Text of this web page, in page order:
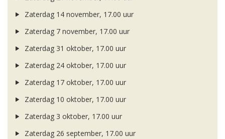
Zaterdag 14 november, 17.00 uur
Zaterdag 7 november, 17.00 uur
Zaterdag 31 oktober, 17.00 uur
Zaterdag 24 oktober, 17.00 uur
Zaterdag 17 oktober, 17.00 uur
Zaterdag 10 oktober, 17.00 uur
Zaterdag 3 oktober, 17.00 uur
Zaterdag 26 september, 17.00 uur